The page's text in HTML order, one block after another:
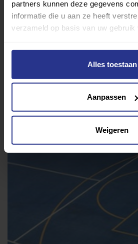
partners kunnen deze gegevens
informatie die u aan ze heeft
verzameld op basis van uw gebruik
Alles toestaan
Aanpassen
Weigeren